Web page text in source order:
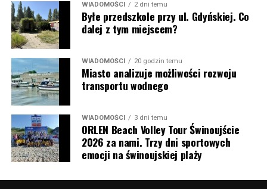
WIADOMOŚCI 2 dni temu
Byłe przedszkole przy ul. Gdyńskiej. Co
dalej z tym miejscem?
WIADOMOŚCI 20 godzin temu
Miasto analizuje możliwości rozwoju
transportu wodnego
WIADOMOŚCI 3 dni temu
ORLEN Beach Volley Tour Świnoujście
2026 za nami. Trzy dni sportowych
emocji na świnoujskiej plaży